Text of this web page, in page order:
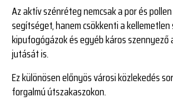
Az aktív szénréteg nemcsak a por és
segítséget, hanem csökkenti a kellemetlen
kipufogógázok és egyéb káros
jutását is.
Ez különösen előnyös városi közlekedés
forgalmú útszakaszokon.